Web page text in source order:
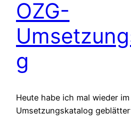
OZG-
g
Heute habe ich mal wieder im
Umsetzungskatalog